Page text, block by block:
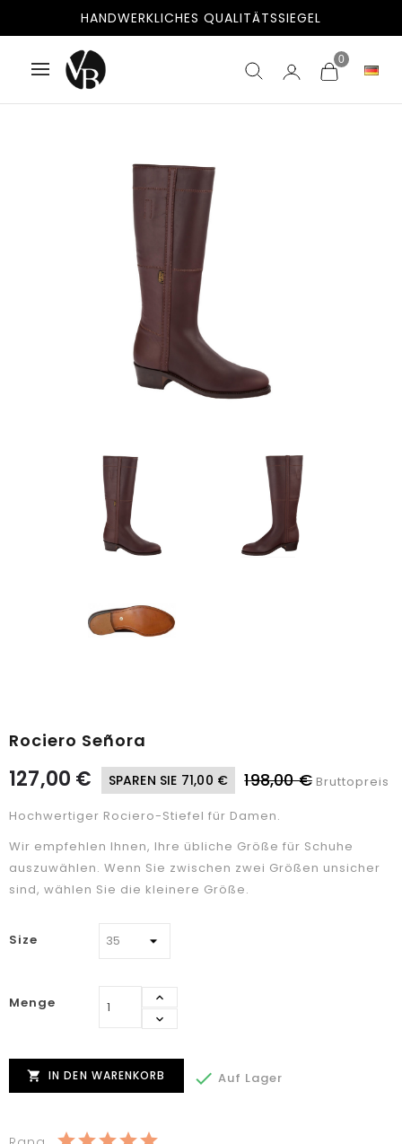
HANDWERKLICHES QUALITÄTSSIEGEL
KOSTENLOSER VERSAND NACH SPANIEN UND PORTUGAL
0
Rociero Señora
127,00 € SPAREN SIE 71,00 € 198,00 € Bruttopreis
Hochwertiger Rociero-Stiefel für Damen.
Wir empfehlen Ihnen, Ihre übliche Größe für Schuhe
auszuwählen. Wenn Sie zwischen zwei Größen unsicher
sind, wählen Sie die kleinere Größe.
Size
Menge
 IN DEN WARENKORB  Auf Lager